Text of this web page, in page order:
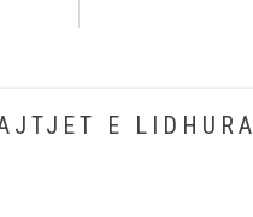
E LIDHURA